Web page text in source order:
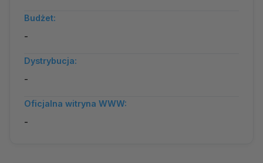
Budżet:
-
Dystrybucja:
-
Oficjalna witryna WWW:
-